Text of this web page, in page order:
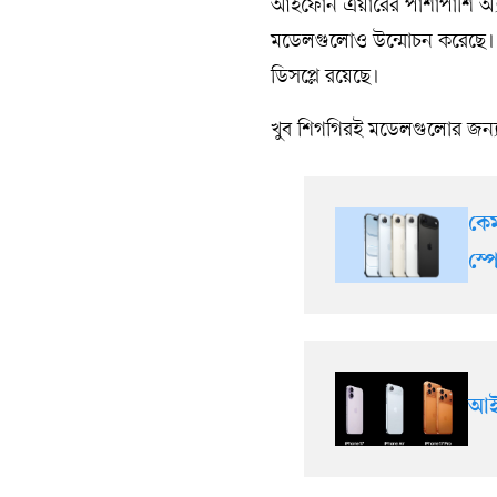
আইফোন এয়ারের পাশাপাশি
মডেলগুলোও উন্মোচন করেছে।
ডিসপ্লে রয়েছে।
খুব শিগগিরই মডেলগুলোর জন্য